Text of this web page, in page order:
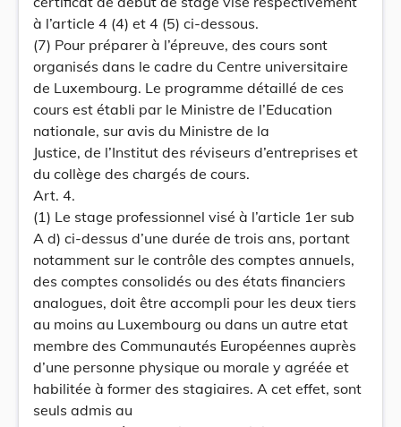
à l’article 4 (4) et 4 (5) ci-dessous.
(7) Pour préparer à l’épreuve, des cours sont
organisés dans le cadre du Centre universitaire
de Luxembourg. Le programme détaillé de ces
cours est établi par le Ministre de l’Education
nationale, sur avis du Ministre de la
Justice, de l’Institut des réviseurs d’entreprises et
du collège des chargés de cours.
Art. 4.
(1) Le stage professionnel visé à l’article 1er sub
A d) ci-dessus d’une durée de trois ans, portant
notamment sur le contrôle des comptes annuels,
des comptes consolidés ou des états financiers
analogues, doit être accompli pour les deux tiers
au moins au Luxembourg ou dans un autre etat
membre des Communautés Européennes auprès
d’une personne physique ou morale y agréée et
habilitée à former des stagiaires. A cet effet, sont
seuls admis au